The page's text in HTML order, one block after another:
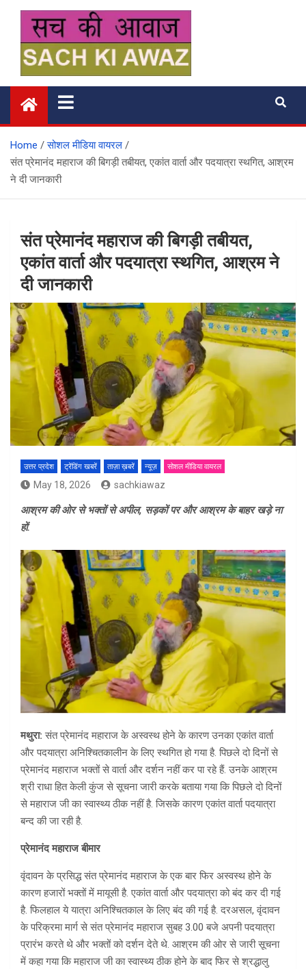
content
सच की आवाज
Home
सोशल मीडिया वायरल
संत प्रेमानंद महाराज की बिगड़ी तबीयत, एकांत वार्ता और पदयात्रा स्थगित, आश्रम
ने दी जानकारी
संत प्रेमानंद महाराज की बिगड़ी तबीयत,
एकांत वार्ता और पदयात्रा स्थगित, आश्रम ने
दी जानकारी
उत्तर प्रदेश ट्रेंडिंग खबरें ताज़ा ख़बरें न्यूज़ सोशल मीडिया वायरल
May 18, 2026 sachkiawaz
आश्रम की ओर से भक्तों से अपील, सड़कों पर और आश्रम के बाहर खड़े ना
हों.
मथुरा:संत प्रेमानंद महाराज के अस्वस्थ होने के कारण उनका एकांत वार्ता
और पदयात्रा अनिश्चितकालीन के लिए स्थगित हो गया है. पिछले दो दिनों से
प्रेमानंद महाराज भक्तों से वार्ता और दर्शन नहीं कर पा रहे हैं. उनके आश्रम
श्री राधा हित केली कुंज से सूचना जारी करके बताया गया कि पिछले दो दिनों
से महाराज जी का स्वास्थ्य ठीक नहीं है. जिसके कारण एकांत वार्ता पदयात्रा
बन्द की जा रही है.
प्रेमानंद महाराज बीमार
वृंदावन के प्रसिद्ध संत प्रेमानंद महाराज के एक बार फिर अस्वस्थ होने के
कारण हजारों भक्तों में मायूसी है. एकांत वार्ता और पदयात्रा को बंद कर दी गई
है. फिलहाल ये यात्रा अनिश्चितकाल के लिए बंद की गई है. दरअसल, वृंदावन
के परिक्रमा मार्ग से संत प्रेमानंद महाराज सुबह 3.00 बजे अपनी पदयात्रा
प्रारंभ करते थे और भक्तों को दर्शन देते थे. आश्रम की ओर से जारी सूचना
में कहा गया कि महाराज जी का स्वास्थ्य ठीक होने के बाद फिर से श्रद्धालु